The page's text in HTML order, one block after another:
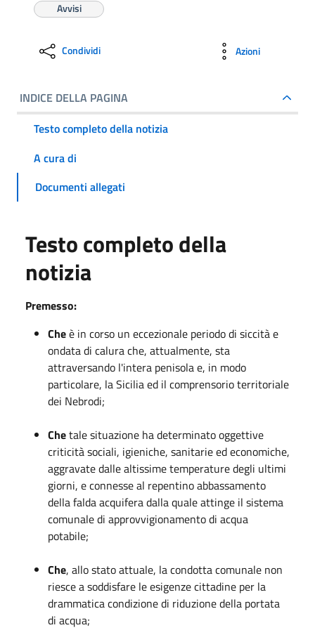
Avvisi
Condividi Azioni
INDICE DELLA PAGINA
Testo completo della notizia
A cura di
Documenti allegati
Testo completo della
notizia
Premesso:
Cheè in corso un eccezionale periodo di siccità e
ondata di calura che, attualmente, sta
attraversando l'intera penisola e, in modo
particolare, la Sicilia ed il comprensorio territoriale
dei Nebrodi;
Chetale situazione ha determinato oggettive
criticità sociali, igieniche, sanitarie ed economiche,
aggravate dalle altissime temperature degli ultimi
giorni, e connesse al repentino abbassamento
della falda acquifera dalla quale attinge il sistema
comunale di approvvigionamento di acqua
potabile;
Che, allo stato attuale, la condotta comunale non
riesce a soddisfare le esigenze cittadine per la
drammatica condizione di riduzione della portata
di acqua;